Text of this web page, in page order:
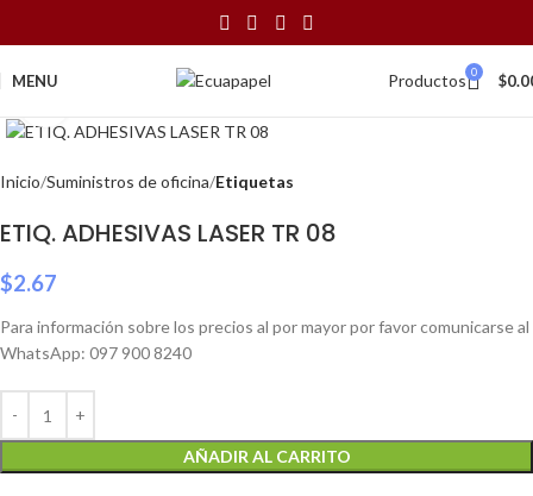
MENU Productos 0 $
Inicio Suministros de oficina Etiquetas
ETIQ. ADHESIVAS LASER TR 08
$2.67
Para información sobre los precios al por mayor por favor comunicarse al
WhatsApp: 097 900 8240
AÑADIR AL CARRITO